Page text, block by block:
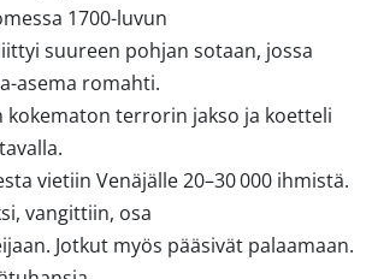
1700-luvun
suureen pohjan sotaan, jossa
asema romahti.
kokematon terrorin jakso ja koetteli
vietiin Venäjälle 20–30 000 ihmistä.
vangittiin, osa
Jotkut myös pääsivät palaamaan.